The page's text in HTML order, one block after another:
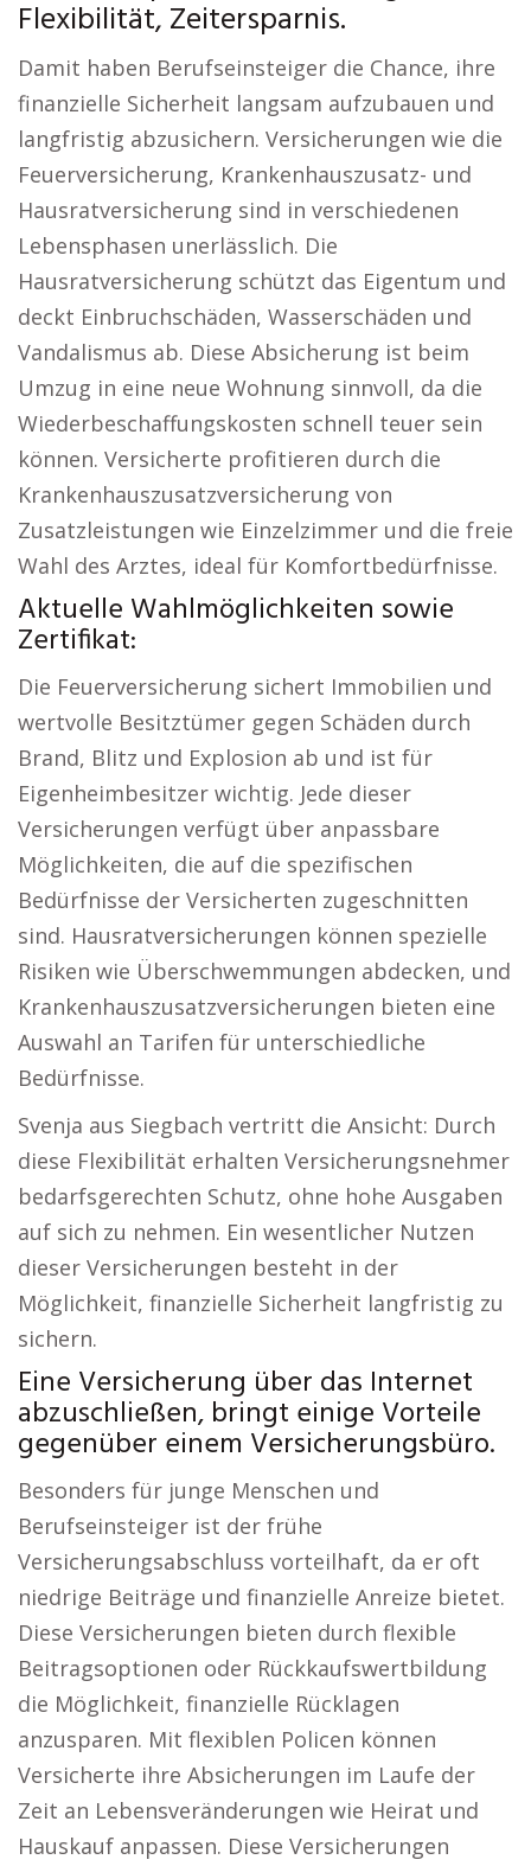
Flexibilität, Zeitersparnis.
Damit haben Berufseinsteiger die Chance, ihre
finanzielle Sicherheit langsam aufzubauen und
langfristig abzusichern. Versicherungen wie die
Feuerversicherung, Krankenhauszusatz- und
Hausratversicherung sind in verschiedenen
Lebensphasen unerlässlich. Die
Hausratversicherung schützt das Eigentum und
deckt Einbruchschäden, Wasserschäden und
Vandalismus ab. Diese Absicherung ist beim
Umzug in eine neue Wohnung sinnvoll, da die
Wiederbeschaffungskosten schnell teuer sein
können. Versicherte profitieren durch die
Krankenhauszusatzversicherung von
Zusatzleistungen wie Einzelzimmer und die freie
Wahl des Arztes, ideal für Komfortbedürfnisse.
Aktuelle Wahlmöglichkeiten sowie
Zertifikat:
Die Feuerversicherung sichert Immobilien und
wertvolle Besitztümer gegen Schäden durch
Brand, Blitz und Explosion ab und ist für
Eigenheimbesitzer wichtig. Jede dieser
Versicherungen verfügt über anpassbare
Möglichkeiten, die auf die spezifischen
Bedürfnisse der Versicherten zugeschnitten
sind. Hausratversicherungen können spezielle
Risiken wie Überschwemmungen abdecken, und
Krankenhauszusatzversicherungen bieten eine
Auswahl an Tarifen für unterschiedliche
Bedürfnisse.
Svenja aus Siegbach vertritt die Ansicht: Durch
diese Flexibilität erhalten Versicherungsnehmer
bedarfsgerechten Schutz, ohne hohe Ausgaben
auf sich zu nehmen. Ein wesentlicher Nutzen
dieser Versicherungen besteht in der
Möglichkeit, finanzielle Sicherheit langfristig zu
sichern.
Eine Versicherung über das Internet
abzuschließen, bringt einige Vorteile
gegenüber einem Versicherungsbüro.
Besonders für junge Menschen und
Berufseinsteiger ist der frühe
Versicherungsabschluss vorteilhaft, da er oft
niedrige Beiträge und finanzielle Anreize bietet.
Diese Versicherungen bieten durch flexible
Beitragsoptionen oder Rückkaufswertbildung
die Möglichkeit, finanzielle Rücklagen
anzusparen. Mit flexiblen Policen können
Versicherte ihre Absicherungen im Laufe der
Zeit an Lebensveränderungen wie Heirat und
Hauskauf anpassen. Diese Versicherungen